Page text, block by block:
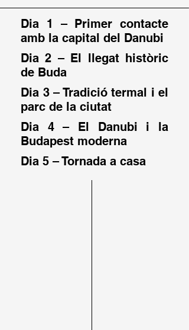
Dia 1 – Primer contacte
amb la capital del Danubi
Dia 2 – El llegat històric
de Buda
Dia 3 – Tradició termal i el
parc de la ciutat
Dia 4 – El Danubi i la
Budapest moderna
Dia 5 – Tornada a casa